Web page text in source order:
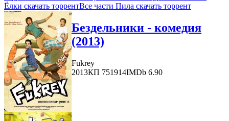
Ёлки скачать торрентВсе части Пила скачать торрент
Бездельники - комедия
(2013)
Fukrey
2013КП 751914IMDb 6.90